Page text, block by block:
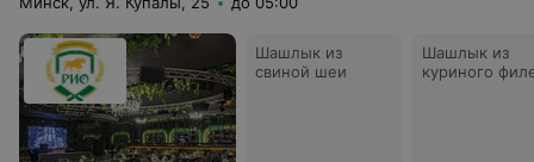
Шашлык из
свиной шеи
Шашлык из
куриного